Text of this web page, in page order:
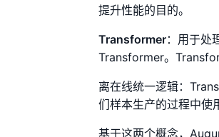
提升性能的目的。
Transformer：用于处
Transformer。
离在线统一逻辑：
们样本生产的过程中使
基于这两个概念，